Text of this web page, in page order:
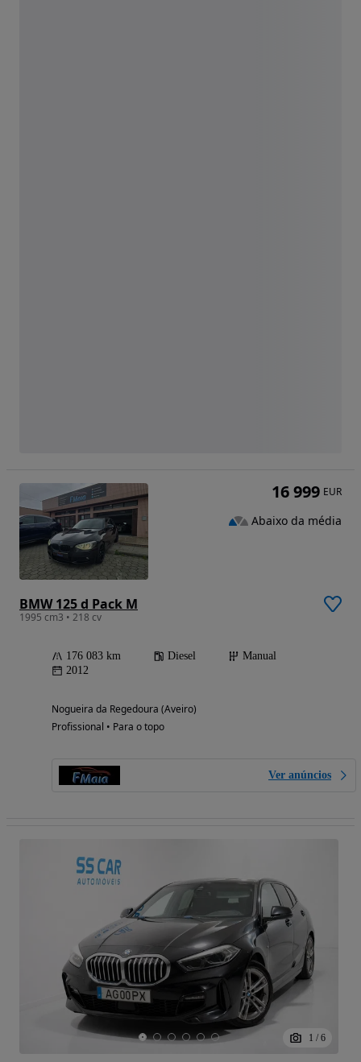
BMW 125 d Pack M
1995 cm3 • 218 cv
176 083 km Diesel
Manual
2012
Nogueira da Regedoura (Aveiro)
Profissional • Para o topo
Ver anúncios
16 999 EUR
Abaixo da média
1 / 6